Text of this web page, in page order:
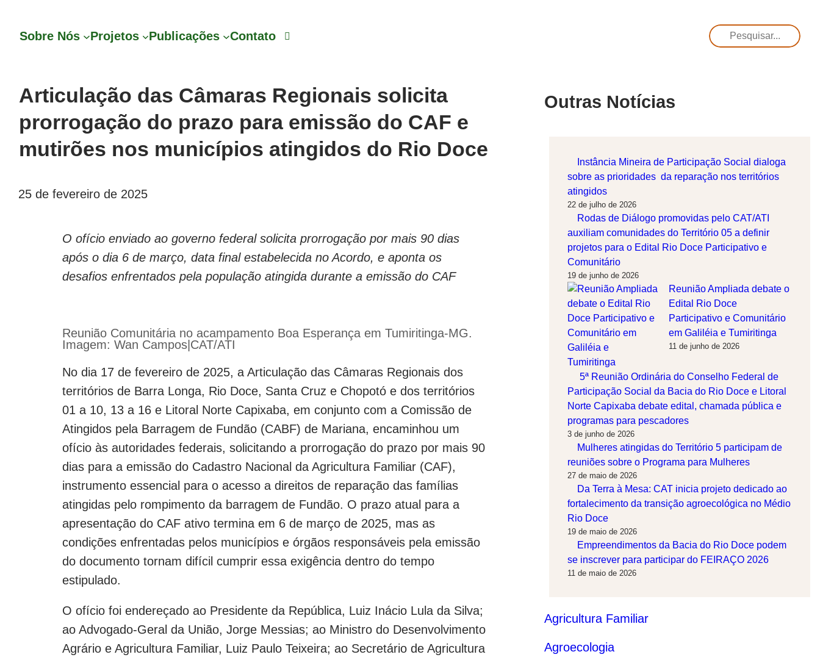
Sobre Nós Projetos Publicações Contato Pesquisar
Articulação das Câmaras Regionais solicita
prorrogação do prazo para emissão do CAF e
mutirões nos municípios atingidos do Rio Doce
25 de fevereiro de 2025
O ofício enviado ao governo federal solicita prorrogação por mais 90 dias
após o dia 6 de março, data final estabelecida no Acordo, e aponta os
desafios enfrentados pela população atingida durante a emissão do CAF
Reunião Comunitária no acampamento Boa Esperança em Tumiritinga-MG.
Imagem: Wan Campos|CAT/ATI
No dia 17 de fevereiro de 2025, a Articulação das Câmaras Regionais dos
territórios de Barra Longa, Rio Doce, Santa Cruz e Chopotó e dos territórios
01 a 10, 13 a 16 e Litoral Norte Capixaba, em conjunto com a Comissão de
Atingidos pela Barragem de Fundão (CABF) de Mariana, encaminhou um
ofício às autoridades federais, solicitando a prorrogação do prazo por mais 90
dias para a emissão do Cadastro Nacional da Agricultura Familiar (CAF),
instrumento essencial para o acesso a direitos de reparação das famílias
atingidas pelo rompimento da barragem de Fundão. O prazo atual para a
apresentação do CAF ativo termina em 6 de março de 2025, mas as
condições enfrentadas pelos municípios e órgãos responsáveis pela emissão
do documento tornam difícil cumprir essa exigência dentro do tempo
estipulado.
O ofício foi endereçado ao Presidente da República, Luiz Inácio Lula da Silva;
ao Advogado-Geral da União, Jorge Messias; ao Ministro do Desenvolvimento
Agrário e Agricultura Familiar, Luiz Paulo Teixeira; ao Secretário de Agricultura
Outras Notícias
Instância Mineira de Participação Social dialoga
sobre as prioridades da reparação nos territórios
atingidos
22 de julho de 2026
Rodas de Diálogo promovidas pelo CAT/ATI
auxiliam comunidades do Território 05 a definir
projetos para o Edital Rio Doce Participativo e
Comunitário
19 de junho de 2026
Reunião Ampliada debate o
Edital Rio Doce
Participativo e Comunitário
em Galiléia e Tumiritinga
11 de junho de 2026
5ª Reunião Ordinária do Conselho Federal de
Participação Social da Bacia do Rio Doce e Litoral
Norte Capixaba debate edital, chamada pública e
programas para pescadores
3 de junho de 2026
Mulheres atingidas do Território 5 participam de
reuniões sobre o Programa para Mulheres
27 de maio de 2026
Da Terra à Mesa: CAT inicia projeto dedicado ao
fortalecimento da transição agroecológica no Médio
Rio Doce
19 de maio de 2026
Empreendimentos da Bacia do Rio Doce podem
se inscrever para participar do FEIRAÇO 2026
11 de maio de 2026
Agricultura Familiar
Agroecologia